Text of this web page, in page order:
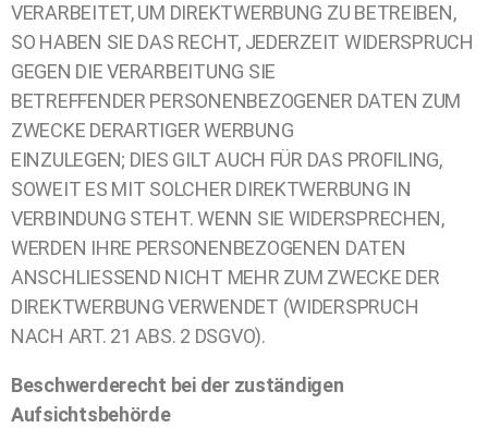
VERARBEITET, UM DIREKTWERBUNG ZU BETREIBEN,
SO HABEN SIE DAS RECHT, JEDERZEIT WIDERSPRUCH
GEGEN DIE VERARBEITUNG SIE
BETREFFENDER PERSONENBEZOGENER DATEN ZUM
ZWECKE DERARTIGER WERBUNG
EINZULEGEN; DIES GILT AUCH FÜR DAS PROFILING,
SOWEIT ES MIT SOLCHER DIREKTWERBUNG IN
VERBINDUNG STEHT. WENN SIE WIDERSPRECHEN,
WERDEN IHRE PERSONENBEZOGENEN DATEN
ANSCHLIESSEND NICHT MEHR ZUM ZWECKE DER
DIREKTWERBUNG VERWENDET (WIDERSPRUCH
NACH ART. 21 ABS. 2 DSGVO).
Beschwerderecht bei der zuständigen
Aufsichtsbehörde